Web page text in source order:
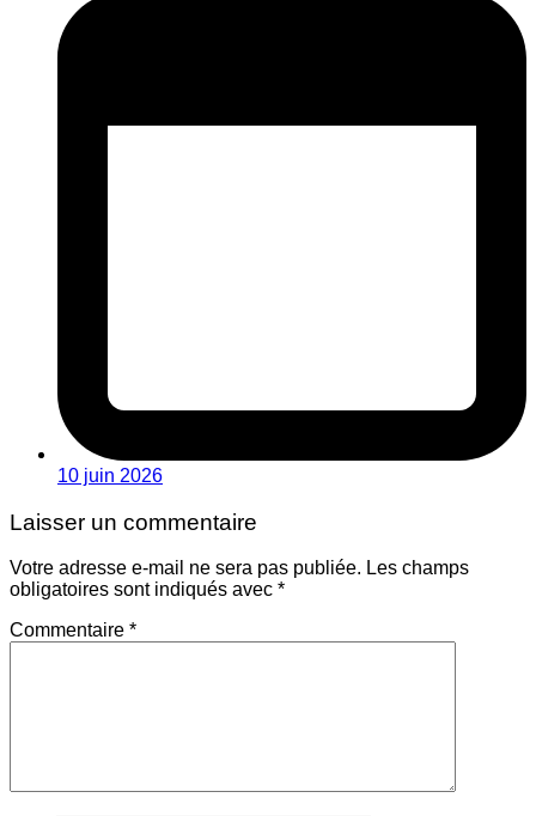
10 juin 2026
Laisser un commentaire
Votre adresse e-mail ne sera pas publiée. Les champs
obligatoires sont indiqués avec *
Commentaire *